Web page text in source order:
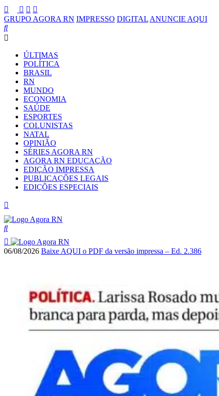
GRUPO AGORA RN IMPRESSO DIGITAL ANUNCIE AQUI
ÚLTIMAS
POLÍTICA
BRASIL
RN
MUNDO
ECONOMIA
SAÚDE
ESPORTES
COLUNISTAS
NATAL
OPINIÃO
SÉRIES AGORA RN
AGORA RN EDUCAÇÃO
EDIÇÃO IMPRESSA
PUBLICAÇÕES LEGAIS
EDIÇÕES ESPECIAIS
06/08/2026 Baixe AQUI o PDF da versão impressa – Ed. 2.386